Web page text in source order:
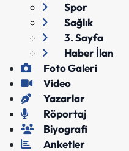
Spor
Sağlık
3. Sayfa
Haber İlan
Foto Galeri
Video
Yazarlar
Röportaj
Biyografi
Anketler